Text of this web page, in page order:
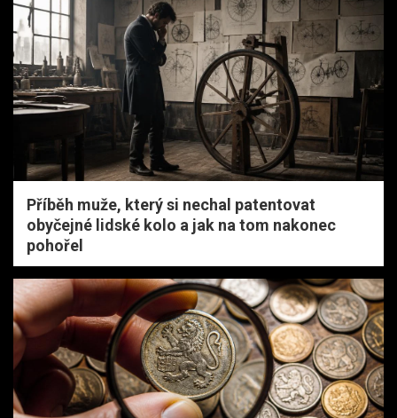
Příběh muže, který si nechal patentovat
obyčejné lidské kolo a jak na tom nakonec
pohořel